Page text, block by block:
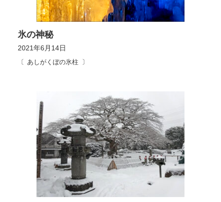
2021年6月14日
あしがくぼの氷柱
氷の神秘